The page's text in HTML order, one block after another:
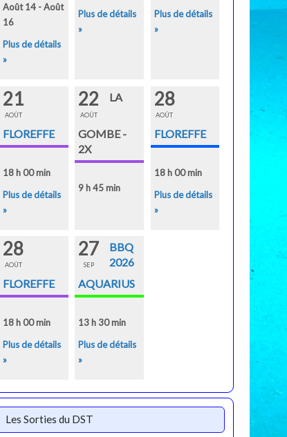
Août 14 - Août
16
Plus de détails
»
Plus de détails
»
Plus de détails
»
21
AOÛT
FLOREFFE
18 h 00 min
Plus de détails
»
22
AOÛT
LA
GOMBE -
2X
9 h 45 min
28
AOÛT
FLOREFFE
18 h 00 min
Plus de détails
»
28
AOÛT
FLOREFFE
18 h 00 min
Plus de détails
»
27
SEP
BBQ
2026
AQUARIUS
13 h 30 min
Plus de détails
»
Les Sorties du DST